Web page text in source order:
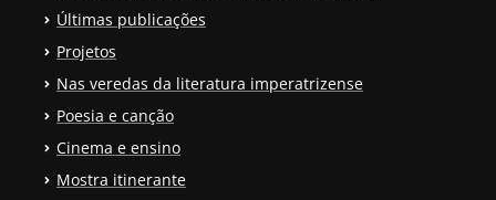
Últimas publicações
Projetos
Nas veredas da literatura imperatrizense
Poesia e canção
Cinema e ensino
Mostra itinerante